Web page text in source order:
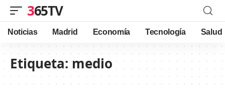
365TV
Noticias Madrid Economía Tecnología Salud
Etiqueta:medio